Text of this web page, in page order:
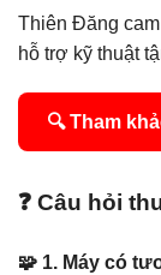
Thiên Đăng
hỗ trợ kỹ thuật
🔍 Tham
❓ Câu hỏi
🧩 1. Máy có